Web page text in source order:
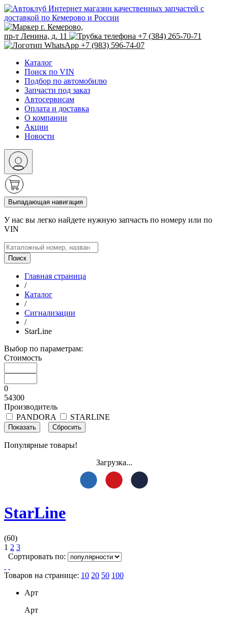
Интернет магазин качественных запчастей с
доставкой по Кемерово и России
г. Кемерово,
пр-т Ленина, д. 11
+7 (384) 265-70-71
+7 (983) 596-74-07
Каталог
Поиск по VIN
Подбор по автомобилю
Запчасти под заказ
Автосервисам
Оплата и доставка
О компании
Акции
Новости
Выпадающая навигация
У нас вы легко найдете нужную запчасть по номеру или по
VIN
Поиск
Главная страница
/
Каталог
/
Сигнализации
/
StarLine
Выбор по параметрам:
Стоимость
0
54300
Производитель
PANDORA
STARLINE
Популярные товары!
Загрузка...
StarLine
(60)
1 2 3
Сортировать по:
Товаров на странице: 10 20 50 100
Арт
Арт